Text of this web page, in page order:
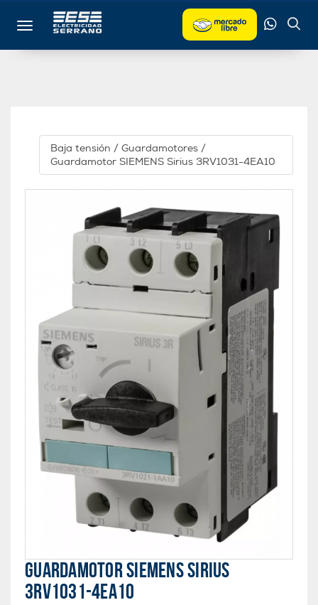
Toggle navigation
Baja tensión / Guardamotores /
Guardamotor SIEMENS Sirius 3RV1031-4EA10
GUARDAMOTOR SIEMENS SIRIUS
3RV1031-4EA10